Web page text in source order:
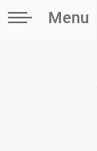
Menu